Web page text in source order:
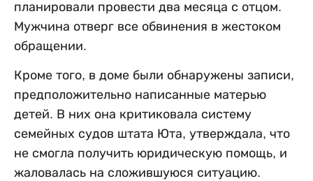
планировали провести два месяца с отцом.
Мужчина отверг все обвинения в жестоком
обращении.
Кроме того, в доме были обнаружены записи,
предположительно написанные матерью
детей. В них она критиковала систему
семейных судов штата Юта, утверждала, что
не смогла получить юридическую помощь, и
жаловалась на сложившуюся ситуацию.